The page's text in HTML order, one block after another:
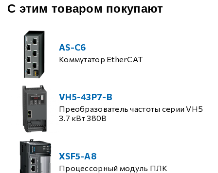
С этим товаром покупают
AS-C6
Коммутатор EtherCAT
VH5-43P7-B
Преобразователь частоты серии VH5
3.7 кВт 380В
XSF5-A8
Процессорный модуль ПЛК